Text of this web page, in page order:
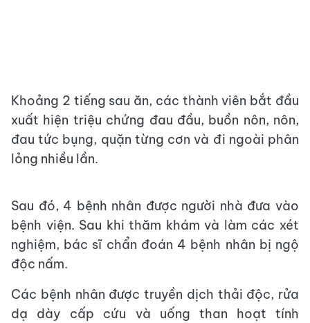
Khoảng 2 tiếng sau ăn, các thành viên bắt đầu
xuất hiện triệu chứng đau đầu, buồn nôn, nôn,
đau tức bụng, quặn từng cơn và đi ngoài phân
lỏng nhiều lần.
Sau đó, 4 bệnh nhân được người nhà đưa vào
bệnh viện. Sau khi thăm khám và làm các xét
nghiệm, bác sĩ chẩn đoán 4 bệnh nhân bị ngộ
độc nấm.
Các bệnh nhân được truyền dịch thải độc, rửa
dạ dày cấp cứu và uống than hoạt tính